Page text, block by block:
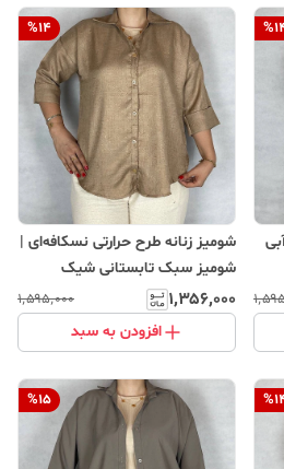
%
%14
شومیز زنانه طرح حرارتی نسکافه‌ای |
شومیز سبک تابستانی شیک
۱٬۳۵۶٬۰۰۰ ۱٬۵۹۵٬۰۰۰
افزودن به سبد
%
%15